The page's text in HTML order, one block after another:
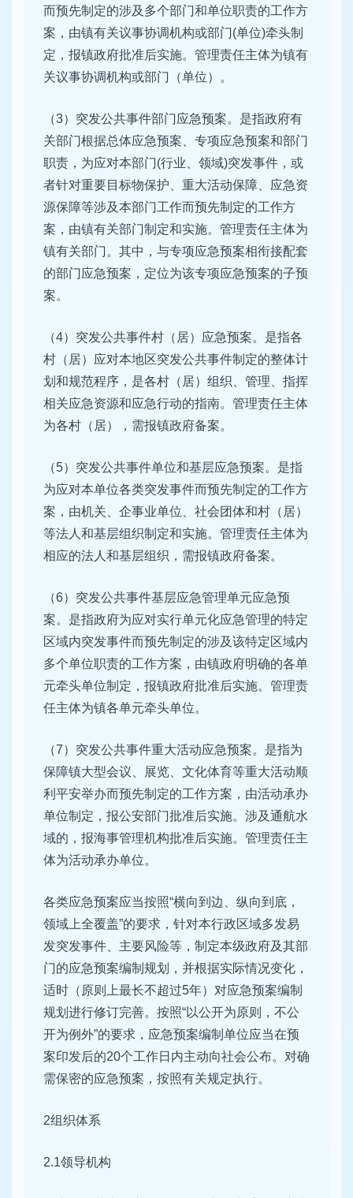
而预先制定的涉及多个部门和单位职责的工作方
案，由镇有关议事协调机构或部门(单位)牵头制
定，报镇政府批准后实施。管理责任主体为镇有
关议事协调机构或部门（单位）。
（3）突发公共事件部门应急预案。是指政府有
关部门根据总体应急预案、专项应急预案和部门
职责，为应对本部门(行业、领域)突发事件，或
者针对重要目标物保护、重大活动保障、应急资
源保障等涉及本部门工作而预先制定的工作方
案，由镇有关部门制定和实施。管理责任主体为
镇有关部门。其中，与专项应急预案相衔接配套
的部门应急预案，定位为该专项应急预案的子预
案。
（4）突发公共事件村（居）应急预案。是指各
村（居）应对本地区突发公共事件制定的整体计
划和规范程序，是各村（居）组织、管理、指挥
相关应急资源和应急行动的指南。管理责任主体
为各村（居），需报镇政府备案。
（5）突发公共事件单位和基层应急预案。是指
为应对本单位各类突发事件而预先制定的工作方
案，由机关、企事业单位、社会团体和村（居）
等法人和基层组织制定和实施。管理责任主体为
相应的法人和基层组织，需报镇政府备案。
（6）突发公共事件基层应急管理单元应急预
案。是指政府为应对实行单元化应急管理的特定
区域内突发事件而预先制定的涉及该特定区域内
多个单位职责的工作方案，由镇政府明确的各单
元牵头单位制定，报镇政府批准后实施。管理责
任主体为镇各单元牵头单位。
（7）突发公共事件重大活动应急预案。是指为
保障镇大型会议、展览、文化体育等重大活动顺
利平安举办而预先制定的工作方案，由活动承办
单位制定，报公安部门批准后实施。涉及通航水
域的，报海事管理机构批准后实施。管理责任主
体为活动承办单位。
各类应急预案应当按照“横向到边、纵向到底，
领域上全覆盖”的要求，针对本行政区域多发易
发突发事件、主要风险等，制定本级政府及其部
门的应急预案编制规划，并根据实际情况变化，
适时（原则上最长不超过5年）对应急预案编制
规划进行修订完善。按照“以公开为原则，不公
开为例外”的要求，应急预案编制单位应当在预
案印发后的20个工作日内主动向社会公布。对确
需保密的应急预案，按照有关规定执行。
2组织体系
2.1领导机构